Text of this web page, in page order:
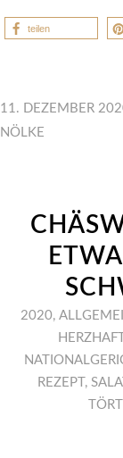
teilen
11. DEZEMBER
NÖLKE
2020,
REZEPT,